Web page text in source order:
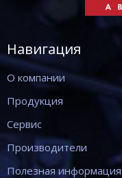
Навигация
О компании
Продукция
Сервис
Производители
Полезная информация